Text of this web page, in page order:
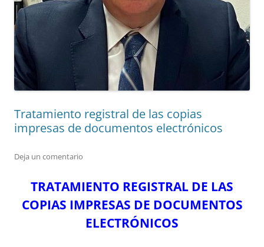
Tratamiento registral de las copias
impresas de documentos electrónicos
Deja un comentario
TRATAMIENTO REGISTRAL DE LAS
COPIAS IMPRESAS DE DOCUMENTOS
ELECTRÓNICOS